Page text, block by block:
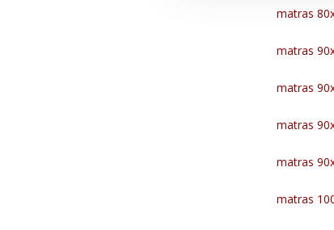
matras
matras
matras
matras
matras
matras